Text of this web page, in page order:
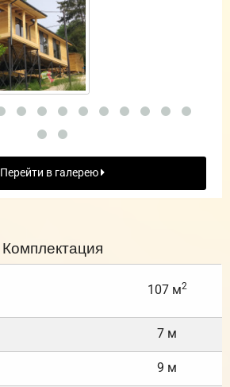
Перейти в галерею
Комплектация
107 м2
7 м
9 м